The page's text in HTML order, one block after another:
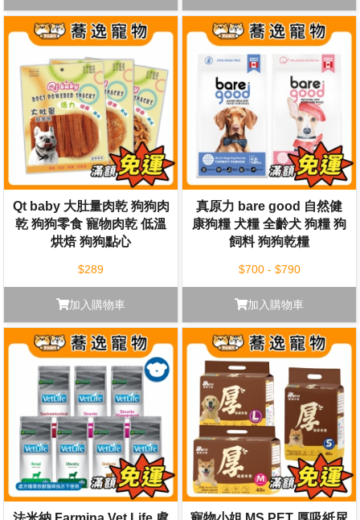
Qt baby 大肚量肉乾 狗狗肉
乾 狗狗零食 寵物肉乾 低溫
烘焙 狗狗點心
$289
加入購物車
真原力 bare good 自然健
康狗糧 犬糧 全齡犬 狗糧 狗
飼料 狗狗乾糧
$700 - $790
加入購物車